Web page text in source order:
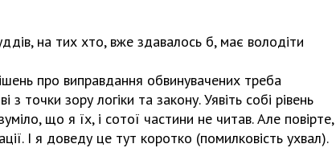
на тих хто, вже здавалось б, має володіти
про виправдання обвинувачених треба
з точки зору логіки та закону. Уявіть собі рівень
що я їх, і сотої частини не читав. Але повірте,
І я доведу це тут коротко (помилковість ухвал).